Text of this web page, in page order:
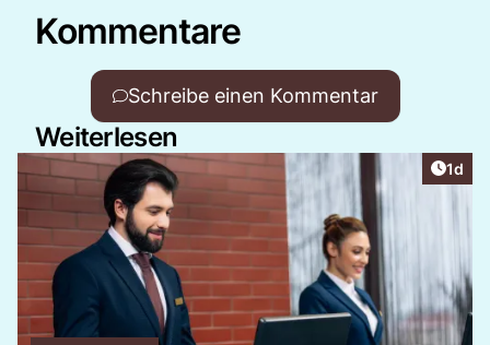
Kommentare
Schreibe einen Kommentar
Weiterlesen
1d